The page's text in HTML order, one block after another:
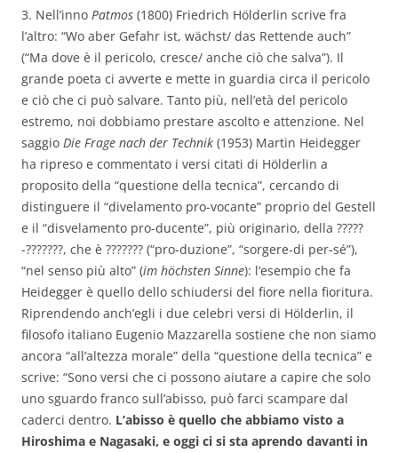
3. Nell’inno Patmos (1800) Friedrich Hölderlin scrive fra
l’altro: “Wo aber Gefahr ist, wächst/ das Rettende auch”
(“Ma dove è il pericolo, cresce/ anche ciò che salva”). Il
grande poeta ci avverte e mette in guardia circa il pericolo
e ciò che ci può salvare. Tanto più, nell’età del pericolo
estremo, noi dobbiamo prestare ascolto e attenzione. Nel
saggio Die Frage nach der Technik (1953) Martin Heidegger
ha ripreso e commentato i versi citati di Hölderlin a
proposito della “questione della tecnica”, cercando di
distinguere il “divelamento pro-vocante” proprio del Gestell
e il “disvelamento pro-ducente”, più originario, della ?????
-???????, che è ??????? (“pro-duzione”, “sorgere-di per-sé”),
“nel senso più alto” (im höchsten Sinne): l’esempio che fa
Heidegger è quello dello schiudersi del fiore nella fioritura.
Riprendendo anch’egli i due celebri versi di Hölderlin, il
filosofo italiano Eugenio Mazzarella sostiene che non siamo
ancora “all’altezza morale” della “questione della tecnica” e
scrive: “Sono versi che ci possono aiutare a capire che solo
uno sguardo franco sull’abisso, può farci scampare dal
caderci dentro. L’abisso è quello che abbiamo visto a
Hiroshima e Nagasaki, e oggi ci si sta aprendo davanti in